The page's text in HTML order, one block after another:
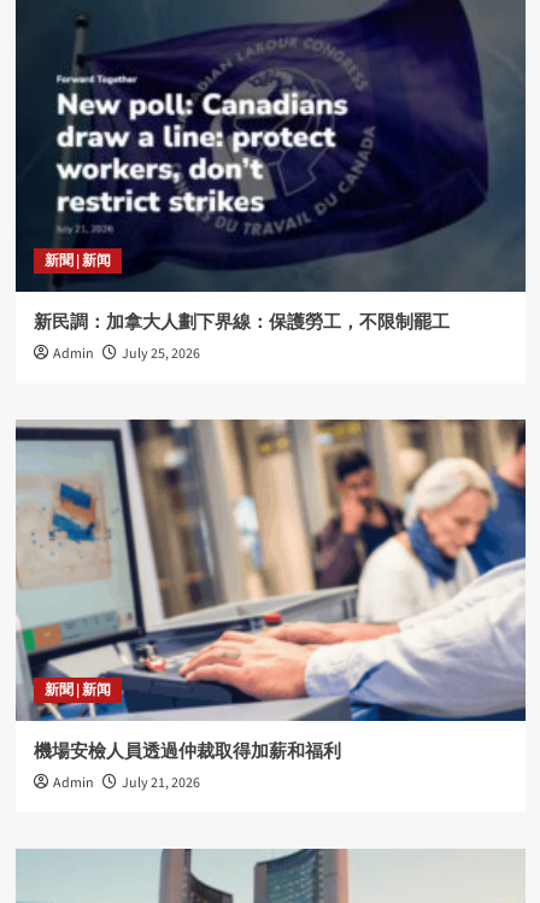
新聞 | 新闻
新民調：加拿大人劃下界線：保護勞工，不限制罷工
Admin July 25, 2026
新聞 | 新闻
機場安檢人員透過仲裁取得加薪和福利
Admin July 21, 2026